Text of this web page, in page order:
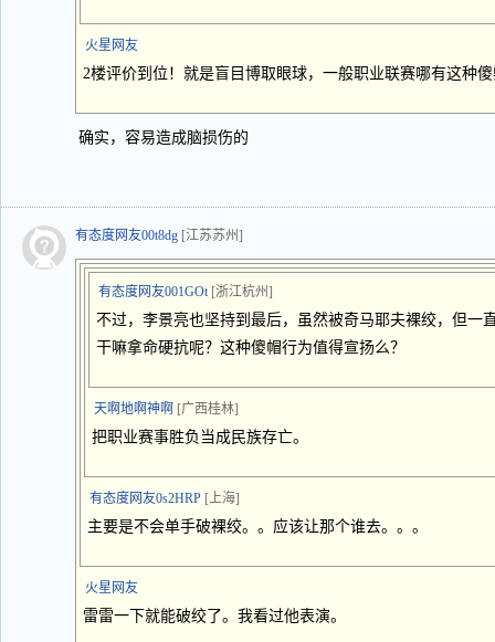
火星网友
2楼评价到位！就是盲目博取眼球，一般职业联赛哪有这种
确实，容易造成脑损伤的
有态度网友00t8dg [江苏苏州]
有态度网友001GOt [浙江杭州]
不过，李景亮也坚持到最后，虽然被奇马耶夫裸绞，但一
干嘛拿命硬抗呢？这种傻帽行为值得宣扬么？
天啊地啊神啊 [广西桂林]
把职业赛事胜负当成民族存亡。
有态度网友0s2HRP [上海]
主要是不会单手破裸绞。。应该让那个谁去。。。
火星网友
雷雷一下就能破绞了。我看过他表演。